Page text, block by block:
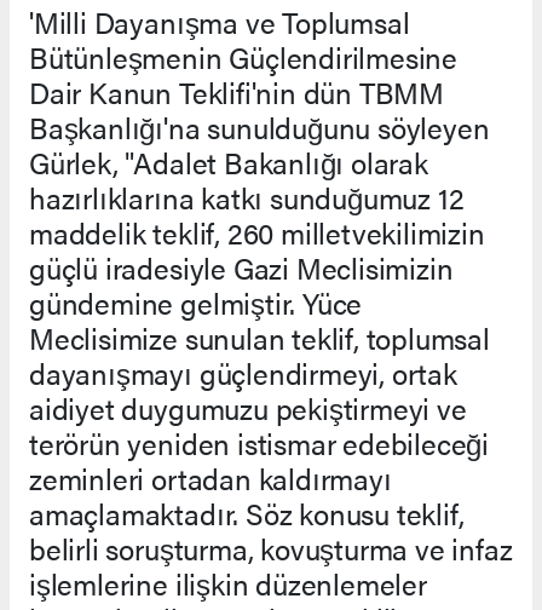
'Milli Dayanışma ve Toplumsal
Bütünleşmenin Güçlendirilmesine
Dair Kanun Teklifi'nin dün TBMM
Başkanlığı'na sunulduğunu söyleyen
Gürlek, "Adalet Bakanlığı olarak
hazırlıklarına katkı sunduğumuz 12
maddelik teklif, 260 milletvekilimizin
güçlü iradesiyle Gazi Meclisimizin
gündemine gelmiştir. Yüce
Meclisimize sunulan teklif, toplumsal
dayanışmayı güçlendirmeyi, ortak
aidiyet duygumuzu pekiştirmeyi ve
terörün yeniden istismar edebileceği
zeminleri ortadan kaldırmayı
amaçlamaktadır. Söz konusu teklif,
belirli soruşturma, kovuşturma ve infaz
işlemlerine ilişkin düzenlemeler